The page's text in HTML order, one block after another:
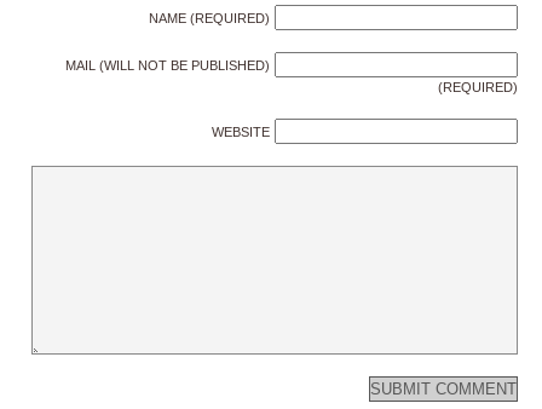
NAME (REQUIRED)
MAIL (WILL NOT BE PUBLISHED)
(REQUIRED)
WEBSITE